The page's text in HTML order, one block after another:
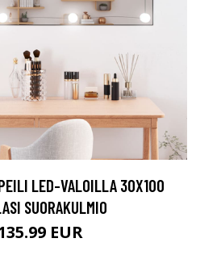
LED-VALOILLA 30X100
SUORAKULMIO
EUR